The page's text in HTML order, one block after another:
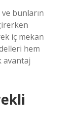
bunların
iç mekan
hem
avantaj